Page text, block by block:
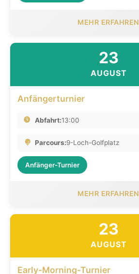
MEHR ERFAHREN
23
AUGUST
Anfängerturnier
Abfahrt:13:00
Parcours:9-Loch-Golfplatz
Anfänger-Turnier
MEHR ERFAHREN
23
AUGUST
Early-Morning-Turnier